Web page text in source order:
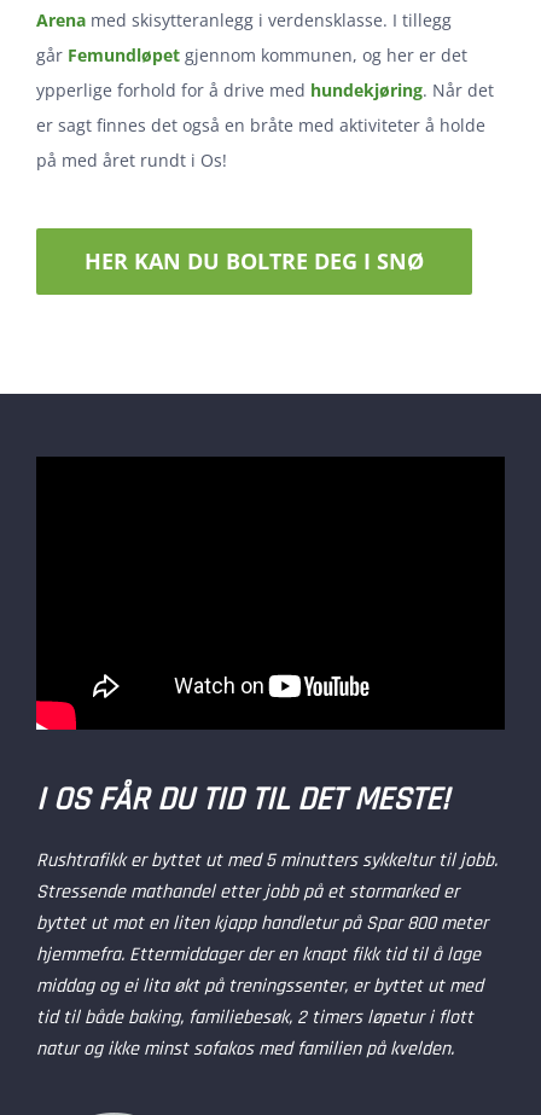
Arena med skisytteranlegg i verdensklasse. I tillegg
går Femundløpet gjennom kommunen, og her er det
ypperlige forhold for å drive med hundekjøring. Når det
er sagt finnes det også en bråte med aktiviteter å holde
på med året rundt i Os!
HER KAN DU BOLTRE DEG I SNØ
I OS FÅR DU TID TIL DET MESTE!
Rushtrafikk er byttet ut med 5 minutters sykkeltur til jobb.
Stressende mathandel etter jobb på et stormarked er
byttet ut mot en liten kjapp handletur på Spar 800 meter
hjemmefra. Ettermiddager der en knapt fikk tid til å lage
middag og ei lita økt på treningssenter, er byttet ut med
tid til både baking, familiebesøk, 2 timers løpetur i flott
natur og ikke minst sofakos med familien på kvelden.